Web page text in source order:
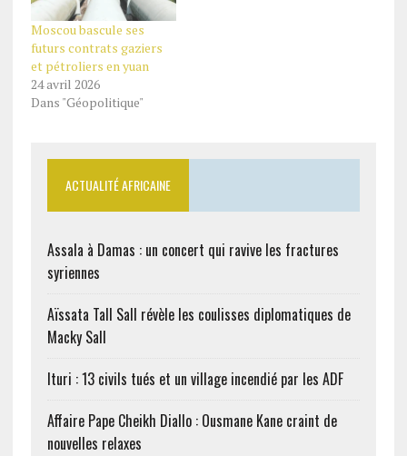
Moscou bascule ses
futurs contrats gaziers
et pétroliers en yuan
24 avril 2026
Dans "Géopolitique"
ACTUALITÉ AFRICAINE
Assala à Damas : un concert qui ravive les fractures
syriennes
Aïssata Tall Sall révèle les coulisses diplomatiques de
Macky Sall
Ituri : 13 civils tués et un village incendié par les ADF
Affaire Pape Cheikh Diallo : Ousmane Kane craint de
nouvelles relaxes